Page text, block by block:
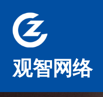
观智网络